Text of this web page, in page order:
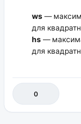
ws —
для
hs —
для
0